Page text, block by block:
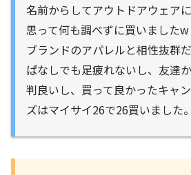
名前からしてアウトドアウェア
思って何も調べずに買いました
ブランドのアパレルと相性抜群
ぱなしでも足疲れないし、友達
判良いし、買って良かったキャ
ズはマイサイ26で26買いました。